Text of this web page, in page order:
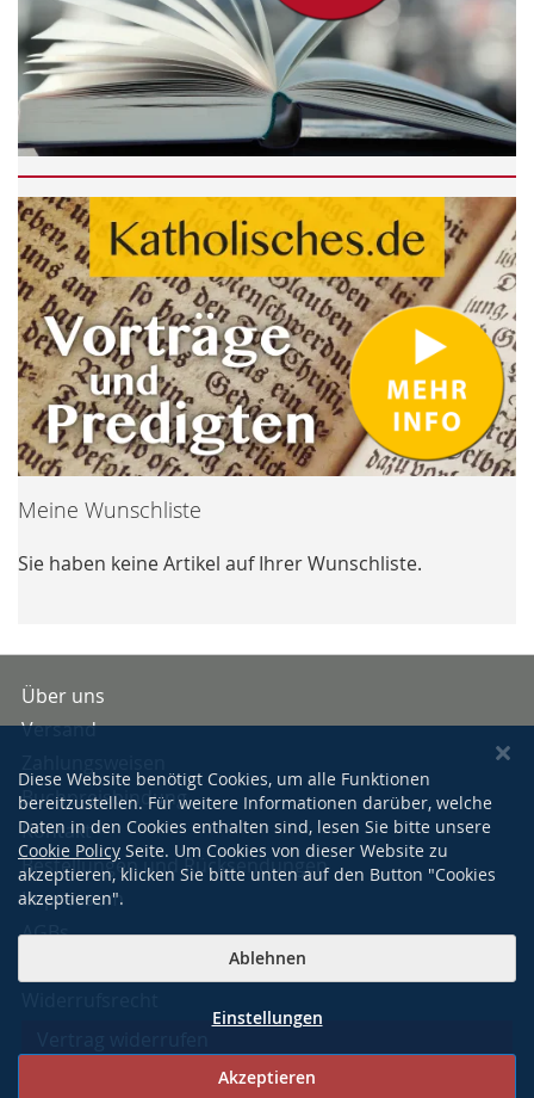
Meine Wunschliste
Sie haben keine Artikel auf Ihrer Wunschliste.
Über uns
Versand
Buchpreisbindung
Kontakt
Bestellungen und Rücksendungen
Impressum
AGBs
Diese Website benötigt Cookies, um alle Funktionen
bereitzustellen. Für weitere Informationen darüber, welche
Daten in den Cookies enthalten sind, lesen Sie bitte unsere
Cookie Policy Seite. Um Cookies von dieser Website zu
akzeptieren, klicken Sie bitte unten auf den Button "Cookies
akzeptieren".
Akzeptieren
Ablehnen
Einstellungen